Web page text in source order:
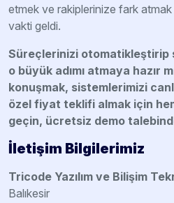
etmek ve rakiplerinize fark atmak
vakti geldi.
Süreçlerinizi otomatikleştirip
o büyük adımı atmaya hazır
konuşmak, sistemlerimizi
özel fiyat teklifi almak için
geçin, ücretsiz demo
İletişim Bilgilerimiz
Tricode Yazılım ve Bilişim
Balıkesir